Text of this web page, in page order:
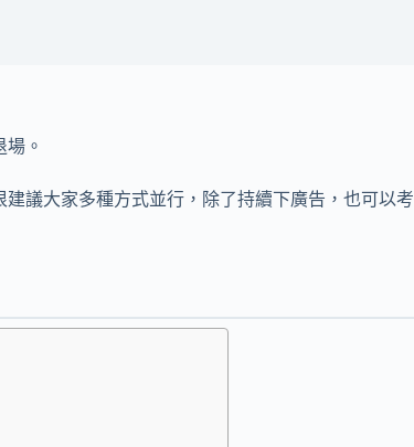
。
議大家多種方式並行，除了持續下廣告，也可以考